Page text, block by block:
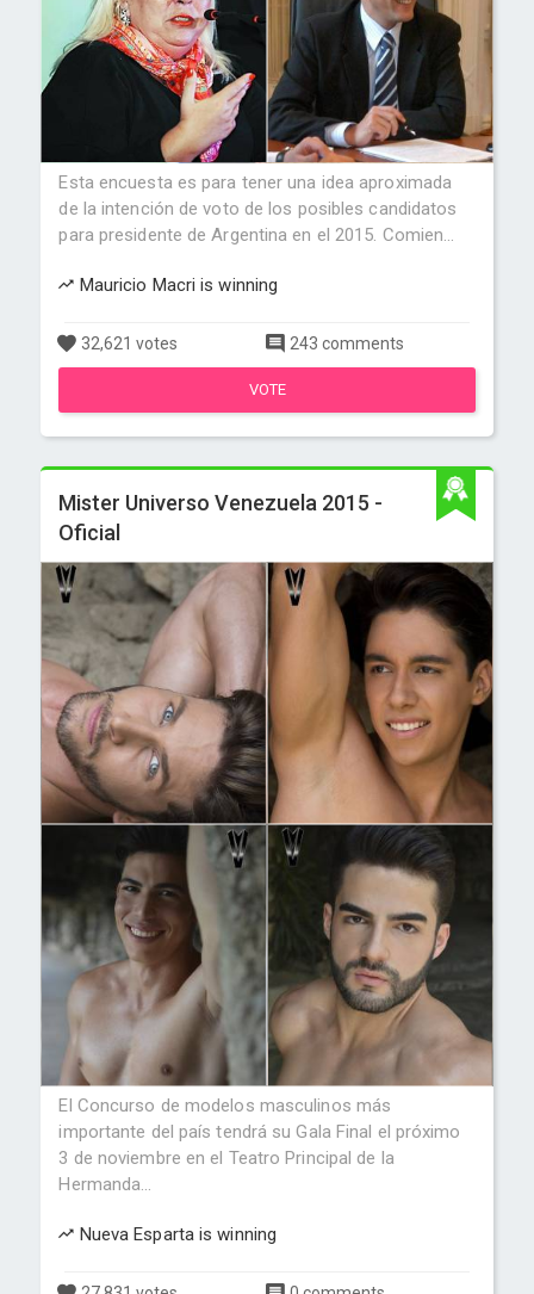
Esta encuesta es para tener una idea aproximada
de la intención de voto de los posibles candidatos
para presidente de Argentina en el 2015. Comien...
Mauricio Macri is winning
32,621 votes 243 comments
VOTE
Mister Universo Venezuela 2015 -
Oficial
El Concurso de modelos masculinos más
importante del país tendrá su Gala Final el próximo
3 de noviembre en el Teatro Principal de la
Hermanda...
Nueva Esparta is winning